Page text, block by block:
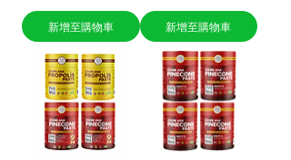
新增至購物車 新增至購物車